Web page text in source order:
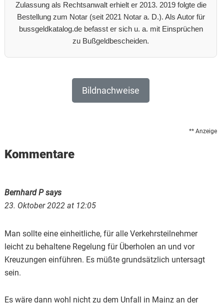
Zulassung als Rechtsanwalt erhielt er 2013. 2019 folgte die
Bestellung zum Notar (seit 2021 Notar a. D.). Als Autor für
bussgeldkatalog.de befasst er sich u. a. mit Einsprüchen
zu Bußgeldbescheiden.
Bildnachweise
** Anzeige
Reader
Kommentare
Bernhard Psays
23. Oktober 2022 at 12:05
Man sollte eine einheitliche, für alle Verkehrsteilnehmer
leicht zu behaltene Regelung für Überholen an und vor
Kreuzungen einführen. Es müßte grundsätzlich untersagt
sein.
Es wäre dann wohl nicht zu dem Unfall in Mainz an der